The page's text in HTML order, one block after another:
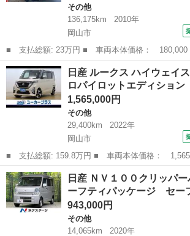
その他
136,175km
2010年
岡山市
■ 支払総額: 23万円 ■ 車両本体価格： 180,000 円 ■ メーカー
名： 日産 ■ 車種名： ルークス ■ グレード名
ター 左側オートスライドドア クラリオンナビ
Ｄ Ｂｌｕｅｔｏ...
岡山 岡山市 その他
日産 ルークス ハイウェイ
ロパイロットエディシ
1,565,000円
その他
29,400km
2022年
岡山市
■ 支払総額: 159.8万円 ■ 車両本体価格： 1,565,000 円 ■ メーカ
ー名： 日産 ■ 車種名： ルークス ■ グレード
スターＧターボ プロパイロットエディション
ット ９...
岡山 岡山市 その他
日産 ＮＶ１００クリッパ
ーフティパッケージ セー
943,000円
その他
14,065km
2020年